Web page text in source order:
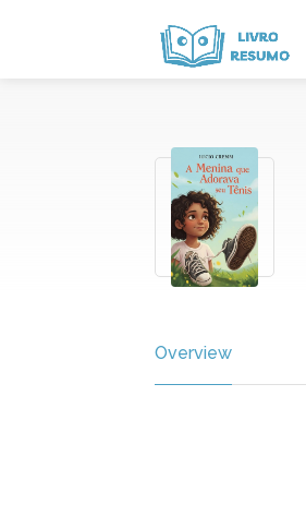
Overview